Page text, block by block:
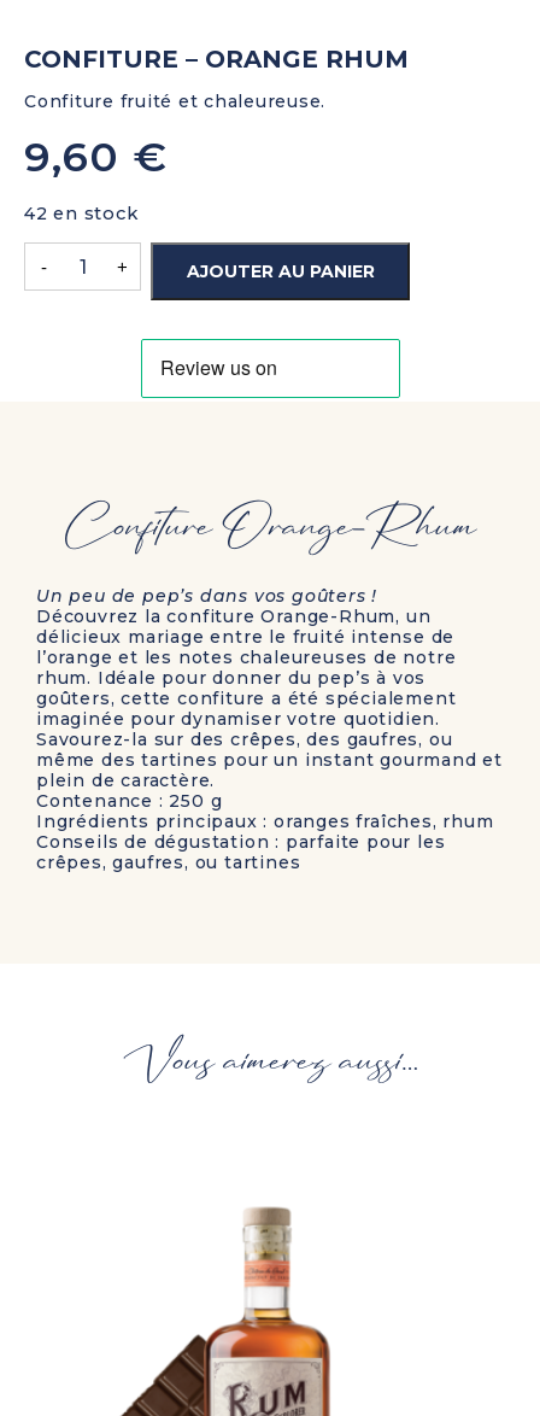
CONFITURE – ORANGE RHUM
Confiture fruité et chaleureuse.
9,60 €
42 en stock
- + AJOUTER AU PANIER
Confiture Orange-Rhum
Un peu de pep’s dans vos goûters !
Découvrez la confiture Orange-Rhum, un
délicieux mariage entre le fruité intense de
l’orange et les notes chaleureuses de notre
rhum. Idéale pour donner du pep’s à vos
goûters, cette confiture a été spécialement
imaginée pour dynamiser votre quotidien.
Savourez-la sur des crêpes, des gaufres, ou
même des tartines pour un instant gourmand et
plein de caractère.
Contenance : 250 g
Ingrédients principaux : oranges fraîches, rhum
Conseils de dégustation : parfaite pour les
crêpes, gaufres, ou tartines
Vous aimerez aussi…